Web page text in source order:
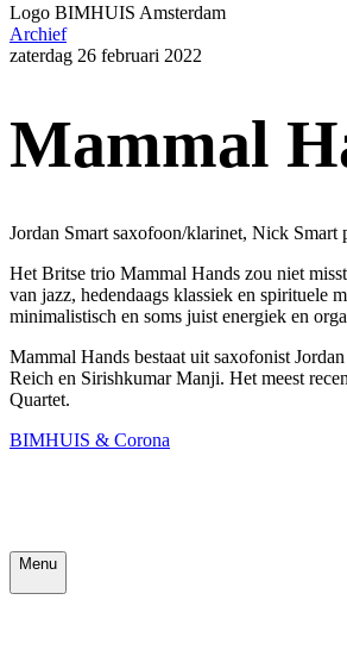
Logo BIMHUIS Amsterdam
Archief
zaterdag 26 februari 2022
Mammal
Jordan Smart saxofoon/klarinet, Nick Smart
Het Britse trio Mammal Hands zou niet
van jazz, hedendaags klassiek en spirituele
minimalistisch en soms juist energiek en
Mammal Hands bestaat uit saxofonist
Reich en Sirishkumar Manji. Het meest
Quartet.
BIMHUIS & Corona
Menu